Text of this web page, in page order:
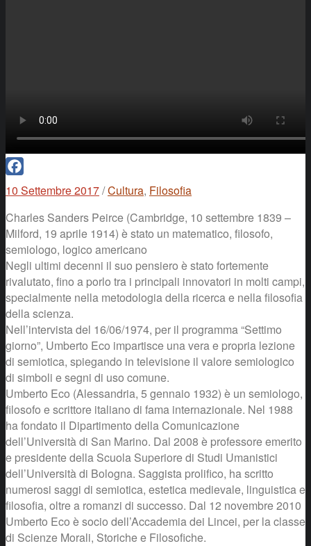
Facebook
10 Settembre 2017/Cultura, Filosofia
Charles Sanders Peirce (Cambridge, 10 settembre 1839 –
Milford, 19 aprile 1914) è stato un matematico, filosofo,
semiologo, logico americano
Negli ultimi decenni il suo pensiero è stato fortemente
rivalutato, fino a porlo tra i principali innovatori in molti campi,
specialmente nella metodologia della ricerca e nella filosofia
della scienza.
Nell’intervista del 16/06/1974, per il programma “Settimo
giorno”, Umberto Eco impartisce una vera e propria lezione
di semiotica, spiegando in televisione il valore semiologico
di simboli e segni di uso comune.
Umberto Eco (Alessandria, 5 gennaio 1932) è un semiologo,
filosofo e scrittore italiano di fama internazionale. Nel 1988
ha fondato il Dipartimento della Comunicazione
dell’Università di San Marino. Dal 2008 è professore emerito
e presidente della Scuola Superiore di Studi Umanistici
dell’Università di Bologna. Saggista prolifico, ha scritto
numerosi saggi di semiotica, estetica medievale, linguistica e
filosofia, oltre a romanzi di successo. Dal 12 novembre 2010
Umberto Eco è socio dell’Accademia dei Lincei, per la classe
di Scienze Morali, Storiche e Filosofiche.